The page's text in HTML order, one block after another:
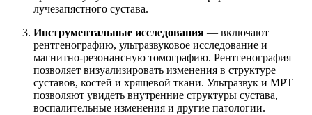
лучезапястного сустава.
Инструментальные исследования — включают
рентгенографию, ультразвуковое исследование и
магнитно-резонансную томографию. Рентгенография
позволяет визуализировать изменения в структуре
суставов, костей и хрящевой ткани. Ультразвук и МРТ
позволяют увидеть внутренние структуры сустава,
воспалительные изменения и другие патологии.